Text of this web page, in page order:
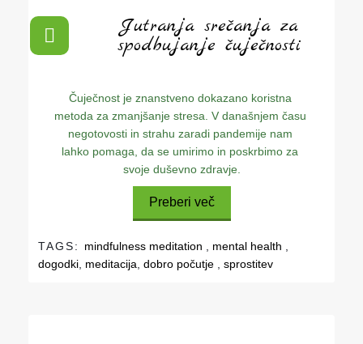
Jutranja srečanja za
spodbujanje čuječnosti
Čuječnost je znanstveno dokazano koristna
metoda za zmanjšanje stresa. V današnjem času
negotovosti in strahu zaradi pandemije nam
lahko pomaga, da se umirimo in poskrbimo za
svoje duševno zdravje.
Preberi več
TAGS: mindfulness meditation mental health
dogodki meditacija dobro počutje sprostitev